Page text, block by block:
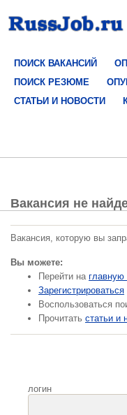
ПОИСК ВАКАНСИЙ
ПОИСК РЕЗЮМЕ
СТАТЬИ И НОВОСТИ
Вакансия не
Вакансия, которую вы
Вы можете:
Перейти на главную
Зарегистрироваться
Воспользоваться
Прочитать статьи и
логин